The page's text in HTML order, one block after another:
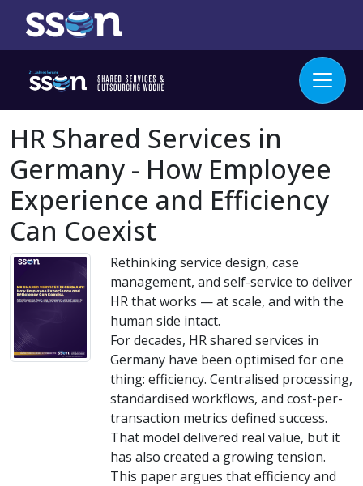
HR Shared Services in
Germany - How Employee
Experience and Efficiency
Can Coexist
Rethinking service design, case
management, and self-service to deliver
HR that works — at scale, and with the
human side intact.
For decades, HR shared services in
Germany have been optimised for one
thing: efficiency. Centralised processing,
standardised workflows, and cost-per-
transaction metrics defined success.
That model delivered real value, but it
has also created a growing tension.
This paper argues that efficiency and